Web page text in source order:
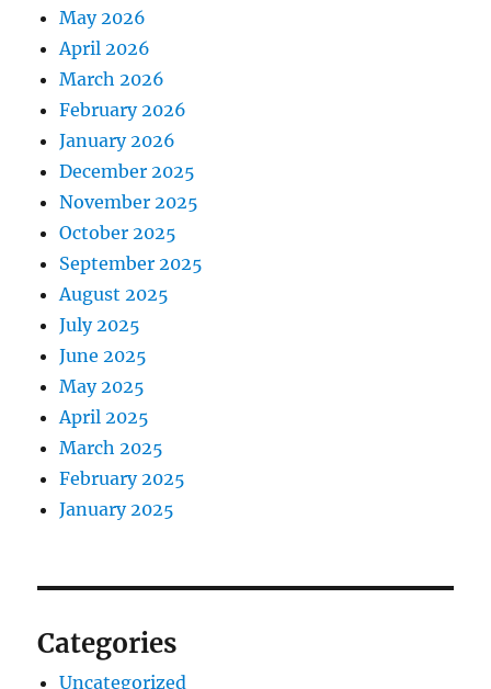
May 2026
April 2026
March 2026
February 2026
January 2026
December 2025
November 2025
October 2025
September 2025
August 2025
July 2025
June 2025
May 2025
April 2025
March 2025
February 2025
January 2025
Categories
Uncategorized